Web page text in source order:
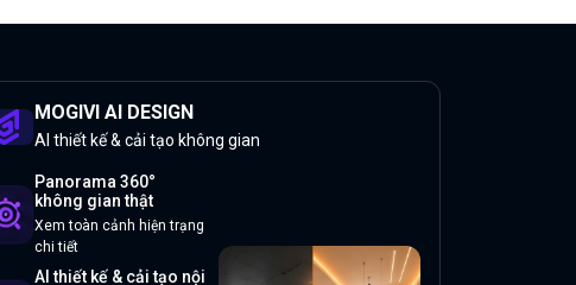
MOGIVI AI DESIGN
AI thiết kế & cải tạo không gian
Panorama 360°
không gian thật
Xem toàn cảnh hiện trạng
chi tiết
AI thiết kế & cải tạo nội